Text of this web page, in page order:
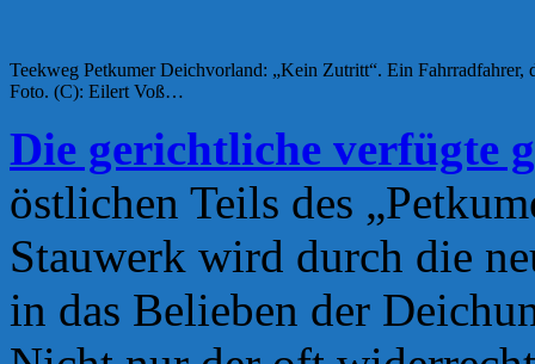
Teekweg Petkumer Deichvorland: „Kein Zutritt“. Ein Fahrradfahrer,
Foto. (C): Eilert Voß…
Die gerichtliche verfügte
östlichen Teils des
Stauwerk wird durch die
in das Belieben der